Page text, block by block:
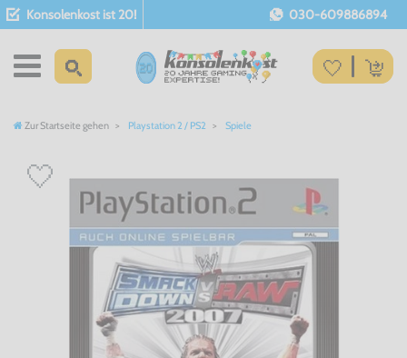
Konsolenkost ist 20! 030-609886894
Zur Startseite gehen Playstation 2 / PS2 Spiele